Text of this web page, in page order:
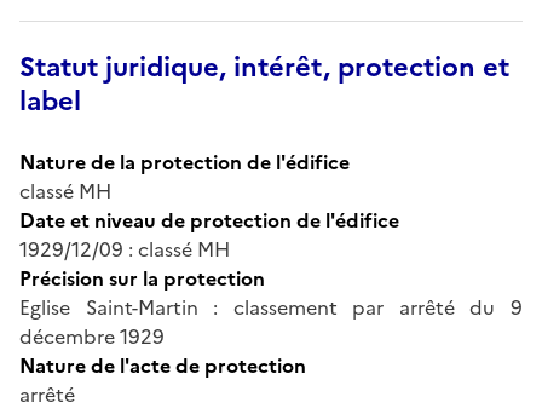
Statut juridique, intérêt, protection et
label
Nature de la protection de l'édifice
classé MH
Date et niveau de protection de l'édifice
1929/12/09 : classé MH
Précision sur la protection
Eglise Saint-Martin : classement par arrêté du 9
décembre 1929
Nature de l'acte de protection
arrêté